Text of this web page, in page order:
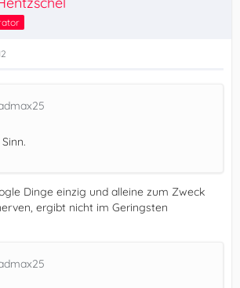
Dinge einzig und alleine zum Zweck
ergibt nicht im Geringsten